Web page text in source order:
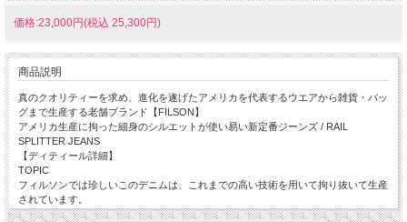
価格:23,000円(税込 25,300円)
商品説明
真のクオリティーを求め、進化を遂げたアメリカを代表するウエアから雑貨・バッ
グまで生産する老舗ブランド【FILSON】
アメリカ生産に拘った細身のシルエットが使い易い新定番ジーンズ / RAIL
SPLITTER JEANS
【ディティール詳細】
TOPIC
フィルソンでは珍しいこのデニムは、これまでの高い技術を用いて拘り抜いて生産
されています。
この[Rail-Splitter Jeans]は、高品質のデニムを採用して、過酷な状況下でも耐えう